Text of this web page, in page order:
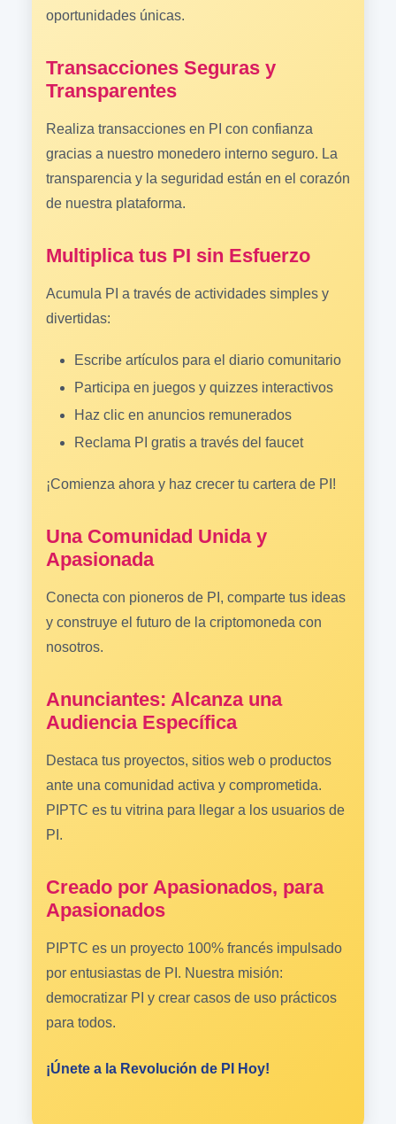
oportunidades únicas.
Transacciones Seguras y
Transparentes
Realiza transacciones en PI con confianza
gracias a nuestro monedero interno seguro. La
transparencia y la seguridad están en el corazón
de nuestra plataforma.
Multiplica tus PI sin Esfuerzo
Acumula PI a través de actividades simples y
divertidas:
Escribe artículos para el diario comunitario
Participa en juegos y quizzes interactivos
Haz clic en anuncios remunerados
Reclama PI gratis a través del faucet
¡Comienza ahora y haz crecer tu cartera de PI!
Una Comunidad Unida y
Apasionada
Conecta con pioneros de PI, comparte tus ideas
y construye el futuro de la criptomoneda con
nosotros.
Anunciantes: Alcanza una
Audiencia Específica
Destaca tus proyectos, sitios web o productos
ante una comunidad activa y comprometida.
PIPTC es tu vitrina para llegar a los usuarios de
PI.
Creado por Apasionados, para
Apasionados
PIPTC es un proyecto 100% francés impulsado
por entusiastas de PI. Nuestra misión:
democratizar PI y crear casos de uso prácticos
para todos.
¡Únete a la Revolución de PI Hoy!